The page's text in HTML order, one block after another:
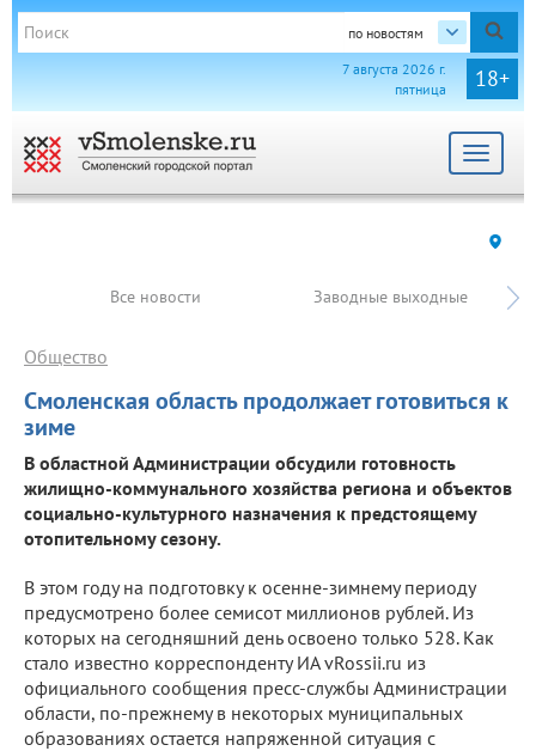
по новостям
18+
7 августа 2026 г.
пятница
Toggle
Все новости Заводные выходные
Смоленская область продолжает готовиться к
зиме
Общество
В областной Администрации обсудили готовность
жилищно-коммунального хозяйства региона и объектов
социально-культурного назначения к предстоящему
отопительному сезону.
В этом году на подготовку к осенне-зимнему периоду
предусмотрено более семисот миллионов рублей. Из
которых на сегодняшний день освоено только 528. Как
стало известно корреспонденту ИА vRossii.ru из
официального сообщения пресс-службы Администрации
области, по-прежнему в некоторых муниципальных
образованиях остается напряженной ситуация с